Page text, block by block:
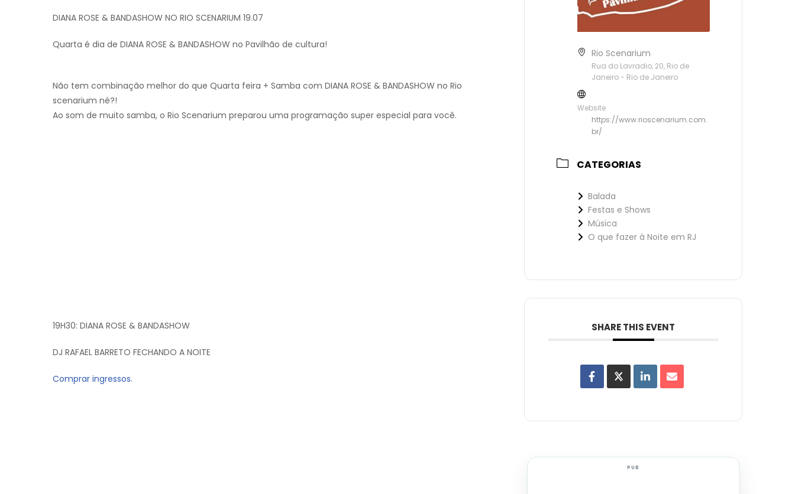
DIANA ROSE & BANDASHOW NO RIO SCENARIUM 19.07
Quarta é dia de DIANA ROSE & BANDASHOW no Pavilhão de cultura!
Não tem combinação melhor do que Quarta feira + Samba com DIANA ROSE & BANDASHOW no Rio
scenarium né?!
Ao som de muito samba, o Rio Scenarium preparou uma programação super especial para você.
19H30: DIANA ROSE & BANDASHOW
DJ RAFAEL BARRETO FECHANDO A NOITE
Comprar ingressos.
Rio Scenarium
Rua do Lavradio, 20, Rio de
Janeiro - Rio de Janeiro
Website
https://www.rioscenarium.com.
br/
CATEGORIAS
Balada
Festas e Shows
Música
O que fazer à Noite em RJ
SHARE THIS EVENT
PUB